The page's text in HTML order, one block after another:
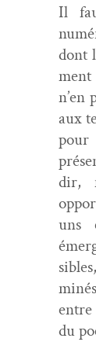
Il
dont
n’en
aux
pour
dir,
uns
du